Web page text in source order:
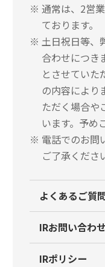
※ 通常は、2営
ております。
※ 土日祝日等、
合わせにつき
とさせていた
の内容により
ただく場合や
います。予め
※ 電話でのお問
ご了承くださ
よくあるご質
IRお問い合わ
IRポリシー